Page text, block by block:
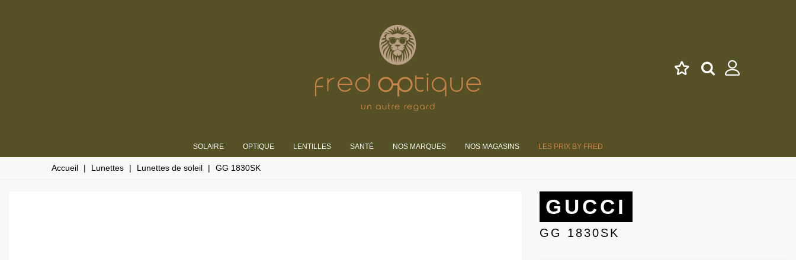
SOLAIRE OPTIQUE LENTILLES SANTÉ NOS MARQUES NOS MAGASINS LES PRIX BY FRED
Accueil | Lunettes | Lunettes de soleil | GG 1830SK
GUCCI
GG 1830SK